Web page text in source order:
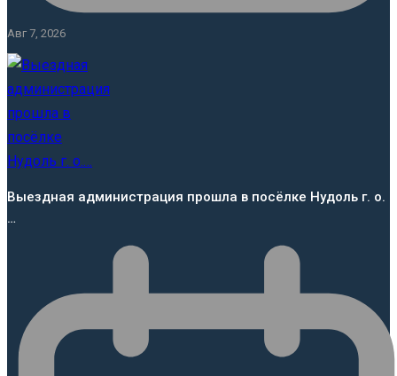
Авг 7, 2026
Выездная администрация прошла в посёлке Нудоль г. о.
…